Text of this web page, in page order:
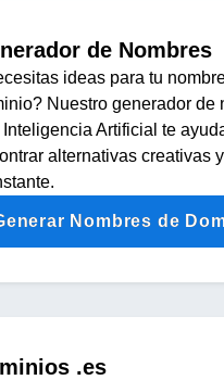
de Nombres
ideas para tu
Nuestro generador de
Artificial te
alternativas creativas
Nombres de
.es